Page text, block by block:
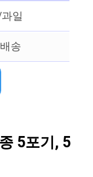
일
송
5포기, 5